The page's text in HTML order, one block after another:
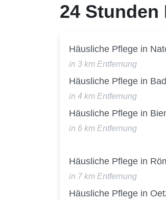
24 Stunden
Häusliche Pflege in
in 3 km Entfernung
Häusliche Pflege in
in 4 km Entfernung
Häusliche Pflege in
in 6 km Entfernung
Häusliche Pflege in
in 7 km Entfernung
Häusliche Pflege in